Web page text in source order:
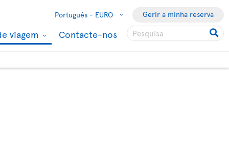
Português - EURO Gerir a minha reserva
viagem Contacte-nos